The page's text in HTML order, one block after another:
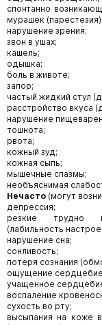
спонтанно
мурашек (парестезия);
нарушение зрения;
звон в ушах;
кашель;
одышка;
боль в животе;
запор;
частый жидкий стул
расстройство вкуса
нарушение
тошнота;
рвота;
кожный зуд;
кожная сыпь;
мышечные спазмы;
необъяснимая
Нечасто (могут
депрессия;
резкие трудно
(лабильность
нарушение сна;
сонливость;
потеря сознания
ощущение
учащенное
воспаление
сухость во рту;
высыпания на коже